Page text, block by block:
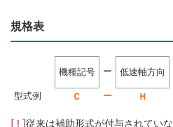
規格表
機種記号 ー 低速軸方向
型式例 Ｃ ー Ｈ
[ ! ]従来は補助形式が付与されてい